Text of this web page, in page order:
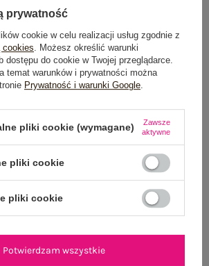
OGLĄDANE
prywatność
cookie w celu realizacji usług zgodnie z
cookies. Możesz określić warunki
dostępu do cookie w Twojej przeglądarce.
temat warunków i prywatności można
Prywatność i warunki Google.
pliki cookie (wymagane)
Zawsze
aktywne
pliki cookie
pliki cookie
Potwierdzam wszystkie